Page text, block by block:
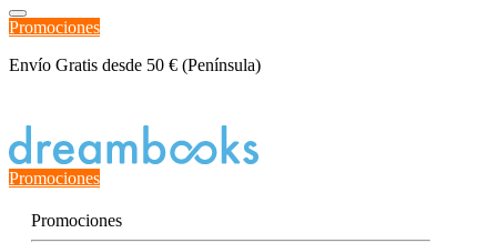
Promociones
Envío Gratis desde 50 € (Península)
Promociones
Promociones